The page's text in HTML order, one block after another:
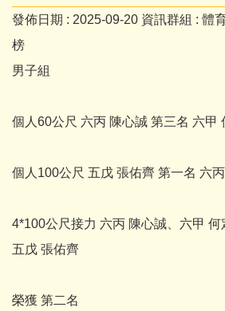
發佈日期 : 2025-09-20 資訊群組 : 體
榜
男子組
個人60公尺 六丙 陳心誠 第三名 六甲
個人100公尺 五戊 張佑齊 第一名 六
4*100公尺接力 六丙 陳心誠、六甲 何
五戊 張佑齊
榮獲 第二名